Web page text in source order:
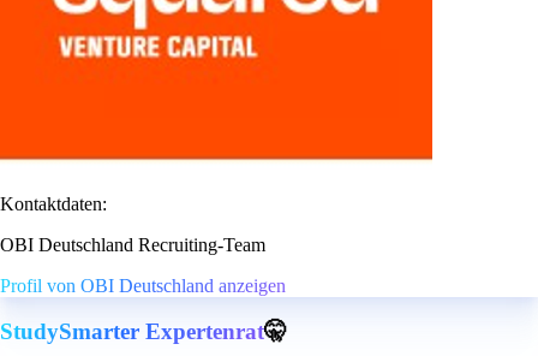
Kontaktdaten:
OBI Deutschland Recruiting-Team
Profil von OBI Deutschland anzeigen
StudySmarter Expertenrat🤫